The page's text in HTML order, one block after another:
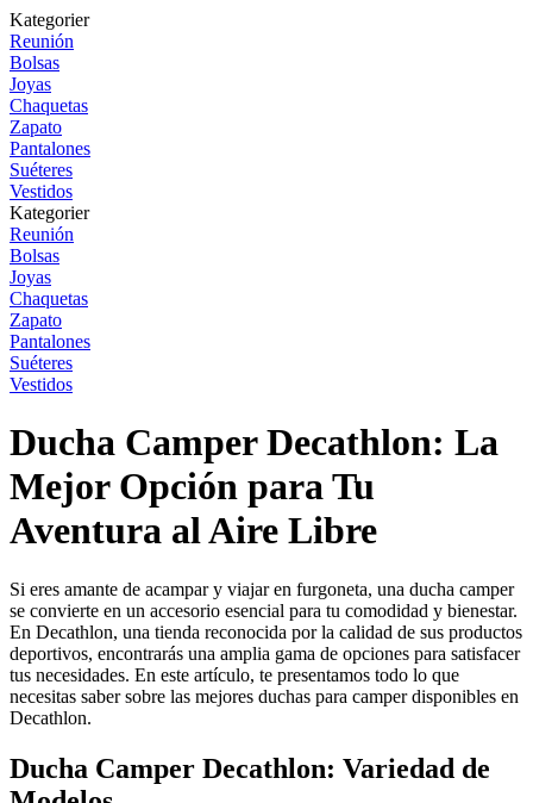
Kategorier
Reunión
Bolsas
Joyas
Chaquetas
Zapato
Pantalones
Suéteres
Vestidos
Kategorier
Reunión
Bolsas
Joyas
Chaquetas
Zapato
Pantalones
Suéteres
Vestidos
Ducha Camper Decathlon: La
Mejor Opción para Tu
Aventura al Aire Libre
Si eres amante de acampar y viajar en furgoneta, una ducha camper
se convierte en un accesorio esencial para tu comodidad y bienestar.
En Decathlon, una tienda reconocida por la calidad de sus productos
deportivos, encontrarás una amplia gama de opciones para satisfacer
tus necesidades. En este artículo, te presentamos todo lo que
necesitas saber sobre las mejores duchas para camper disponibles en
Decathlon.
Ducha Camper Decathlon: Variedad de